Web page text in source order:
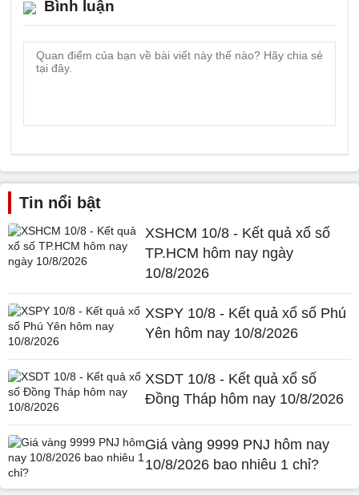
Bình luận
Tin nổi bật
XSHCM 10/8 - Kết quả xổ số
TP.HCM hôm nay ngày
10/8/2026
XSPY 10/8 - Kết quả xổ số Phú
Yên hôm nay 10/8/2026
XSDT 10/8 - Kết quả xổ số
Đồng Tháp hôm nay 10/8/2026
Giá vàng 9999 PNJ hôm nay
10/8/2026 bao nhiêu 1 chỉ?